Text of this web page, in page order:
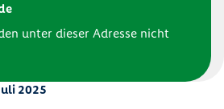
unter dieser Adresse nicht
2025